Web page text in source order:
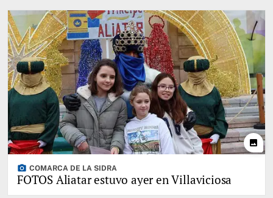
photo
photo_camera COMARCA DE LA SIDRA
FOTOS Aliatar estuvo ayer en Villaviciosa